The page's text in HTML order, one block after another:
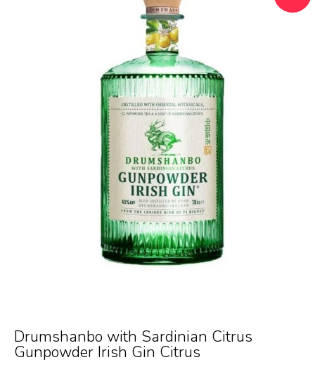
Drumshanbo with Sardinian Citrus
Gunpowder Irish Gin Citrus